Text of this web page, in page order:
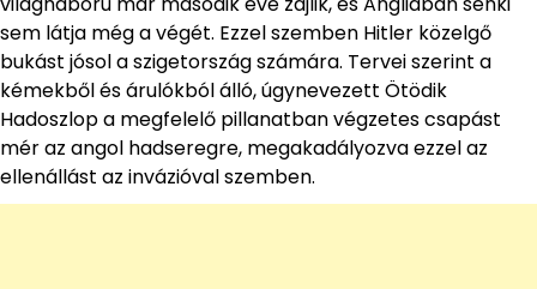
sem látja még a végét. Ezzel szemben Hitler közelgő
bukást jósol a szigetország számára. Tervei szerint a
kémekből és árulókból álló, úgynevezett Ötödik
Hadoszlop a megfelelő pillanatban végzetes csapást
mér az angol hadseregre, megakadályozva ezzel az
ellenállást az invázióval szemben.